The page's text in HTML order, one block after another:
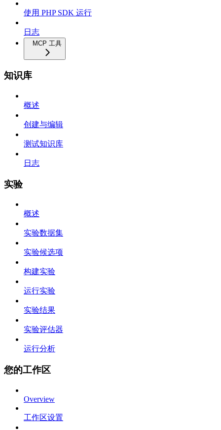
使用 PHP SDK 运行
日志
MCP 工具
知识库
概述
创建与编辑
测试知识库
日志
实验
概述
实验数据集
实验候选项
构建实验
运行实验
实验结果
实验评估器
运行分析
您的工作区
Overview
工作区设置